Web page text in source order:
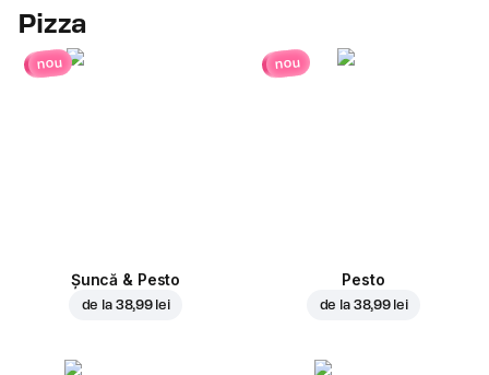
Pizza
nou
Șuncă & Pesto
de la 38,99 lei
nou
Pesto
de la 38,99 lei